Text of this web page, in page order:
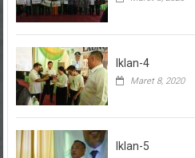
Iklan-4
Maret 8, 2020
Iklan-5